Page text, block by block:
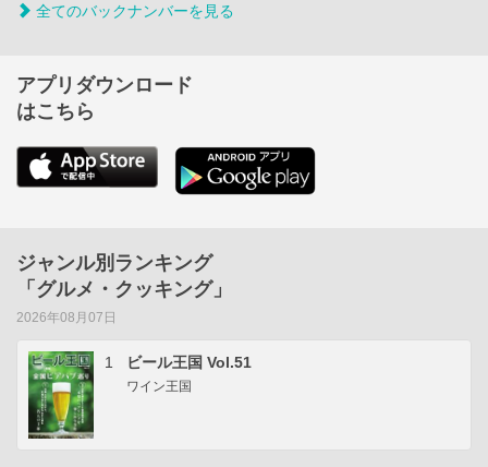
全てのバックナンバーを見る
アプリダウンロード
はこちら
ジャンル別ランキング
「グルメ・クッキング」
2026年08月07日
1 ビール王国 Vol.51
ワイン王国